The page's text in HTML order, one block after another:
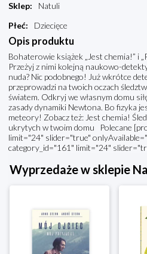
Sklep:
Natuli
Płeć: Dziecięce
Opis produktu
Bohaterowie książek „Jest chemia!” i
Przeżyj z nimi kolejną naukowo-
nuda? Nic podobnego! Już wkrótce
przeprowadzi na twoich oczach
światem. Odkryj we własnym domu
zasady dynamiki Newtona. Bo fizyka
meteory! Zobacz też: Jest chemia!
ukrytych w twoim domu Polecane
limit="24" slider="true"
category_id="161" limit="24"
Wyprzedaże w sklepie